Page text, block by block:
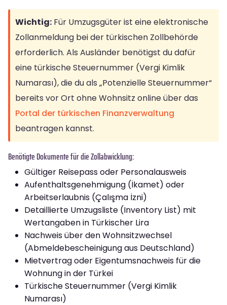
Wichtig: Für Umzugsgüter ist eine elektronische
Zollanmeldung bei der türkischen Zollbehörde
erforderlich. Als Ausländer benötigst du dafür
eine türkische Steuernummer (Vergi Kimlik
Numarası), die du als „Potenzielle Steuernummer“
bereits vor Ort ohne Wohnsitz online über das
Portal der türkischen Finanzverwaltung
beantragen kannst.
Benötigte Dokumente für die Zollabwicklung:
Gültiger Reisepass oder Personalausweis
Aufenthaltsgenehmigung (İkamet) oder
Arbeitserlaubnis (Çalışma İzni)
Detaillierte Umzugsliste (Inventory List) mit
Wertangaben in Türkischer Lira
Nachweis über den Wohnsitzwechsel
(Abmeldebescheinigung aus Deutschland)
Mietvertrag oder Eigentumsnachweis für die
Wohnung in der Türkei
Türkische Steuernummer (Vergi Kimlik
Numarası)